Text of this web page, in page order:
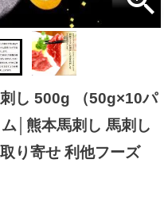
刺し 500g （50g×10パ
│熊本馬刺し 馬刺し
り寄せ 利他フーズ